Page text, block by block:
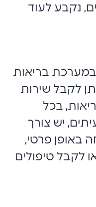
נקבע לעוד
בריאות
לקבל שירות
בכל
יש צורך
באופן פרטי,
לקבל טיפולים